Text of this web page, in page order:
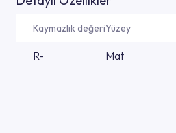
Kaymazlık değeriYüzey
R- Mat